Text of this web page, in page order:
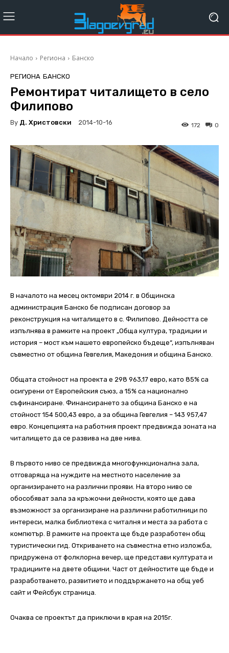
Начало Региона Банско
РЕГИОНА БАНСКО
Ремонтират читалището в село
Филипово
By Д. Христовски 2014-10-16 0
172
В началото на месец октомври 2014 г. в Общинска
администрация Банско бе подписан договор за
реконструкция на читалището в с. Филипово. Дейността се
изпълнява в рамките на проект „Обща култура, традиции и
история – мост към нашето европейско бъдеще“, изпълняван
съвместно от община Гевгелия, Македония и община Банско.
Общата стойност на проекта е 298 963,17 евро, като 85% са
осигурени от Европейския съюз, а 15% са национално
съфинансиране. Финансирането за община Банско е на
стойност 154 500,43 евро, а за община Гевгелия – 143 957,47
евро. Концепцията на работния проект предвижда зоната на
читалището да се развива на две нива.
В първото ниво се предвижда многофункционална зала,
отговаряща на нуждите на местното население за
организирането на различни прояви. На второ ниво се
обособяват зала за кръжочни дейности, която ще дава
възможност за организиране на различни работилници по
интереси, малка библиотека с читалня и места за работа с
компютър. В рамките на проекта ще бъде разработен общ
туристически гид. Откриването на съвместна етно изложба,
придружена от фолклорна вечер, ще представи културата и
традициите на двете общини. Част от дейностите ще бъде и
разработването, развитието и поддържането на общ уеб
сайт и Фейсбук страница.
Очаква се проектът да приключи в края на 2015г.